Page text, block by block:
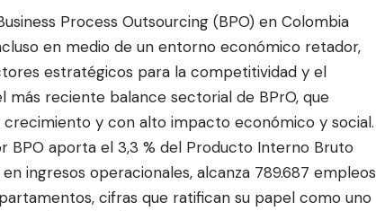
Process Outsourcing (BPO) en Colombia
en medio de un entorno económico retador,
estratégicos para la competitividad y el
más reciente balance sectorial de BPrO, que
crecimiento y con alto impacto económico y social.
BPO aporta el 3,3 % del Producto Interno Bruto
ingresos operacionales, alcanza 789.687 empleos
cifras que ratifican su papel como uno